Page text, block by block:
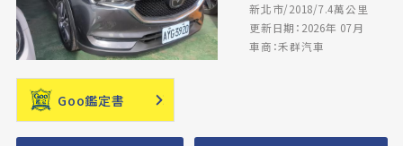
新北市/2018/7.4萬公里
更新日期：2026年 07月
車商：禾群汽車
Goo鑑定書